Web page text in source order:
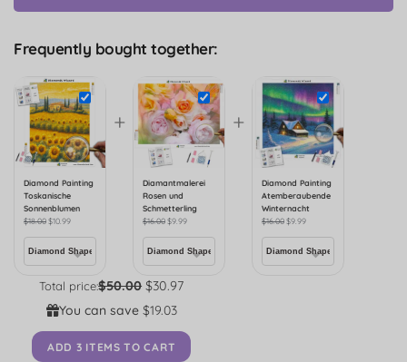
Frequently bought together:
Diamond Painting
Toskanische
Sonnenblumen
$18.00$10.99
+
Diamantmalerei
Rosen und
Schmetterling
$16.00$9.99
+
Diamond Painting
Atemberaubende
Winternacht
$16.00$9.99
Total price:$50.00 $30.97
You can save $19.03
ADD 3 ITEMS TO CART